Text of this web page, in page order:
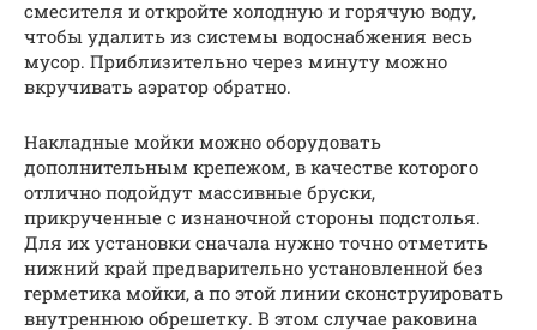
смесителя и откройте холодную и горячую воду,
чтобы удалить из системы водоснабжения весь
мусор. Приблизительно через минуту можно
вкручивать аэратор обратно.
Накладные мойки можно оборудовать
дополнительным крепежом, в качестве которого
отлично подойдут массивные бруски,
прикрученные с изнаночной стороны подстолья.
Для их установки сначала нужно точно отметить
нижний край предварительно установленной без
герметика мойки, а по этой линии сконструировать
внутреннюю обрешетку. В этом случае раковина